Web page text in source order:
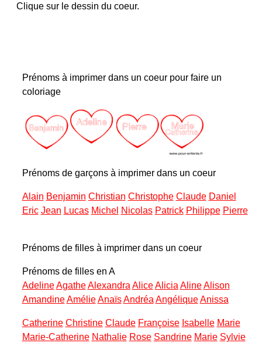
Clique sur le dessin du coeur.
Prénoms à imprimer dans un coeur pour faire un
coloriage
Prénoms de garçons à imprimer dans un coeur
Alain Benjamin Christian Christophe Claude Daniel
Eric Jean Lucas Michel Nicolas Patrick Philippe Pierre
Prénoms de filles à imprimer dans un coeur
Prénoms de filles en A
Adeline Agathe Alexandra Alice Alicia Aline Alison
Amandine Amélie Anaïs Andréa Angélique Anissa
Catherine Christine Claude Françoise Isabelle Marie
Marie-Catherine Nathalie Rose Sandrine Marie Sylvie